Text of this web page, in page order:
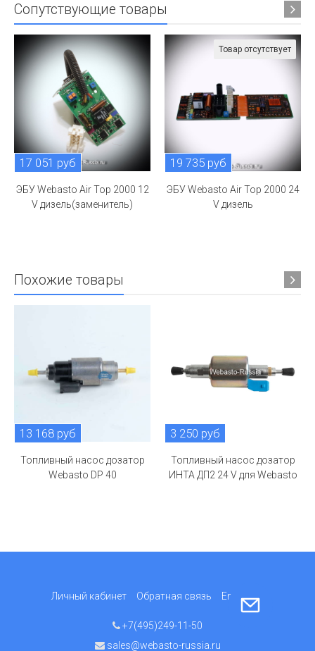
Сопутствующие товары
17 051 руб
ЭБУ Webasto Air Top 2000 12
V дизель(заменитель)
Товар отсутствует
19 735 руб
ЭБУ Webasto Air Top 2000 24
V дизель
Похожие товары
13 168 руб
Топливный насос дозатор
Webasto DP 40
3 250 руб
Топливный насос дозатор
ИНТА ДП2 24 V для Webasto
Личный кабинет Обратная связь English
+7(495)249-11-50
sales@webasto-russia.ru